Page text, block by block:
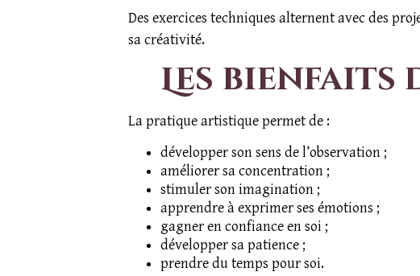
Des exercices techniques alternent avec des
sa créativité.
Les bienfaits
La pratique artistique permet de :
développer son sens de l’observation ;
améliorer sa concentration ;
stimuler son imagination ;
apprendre à exprimer ses émotions ;
gagner en confiance en soi ;
développer sa patience ;
prendre du temps pour soi.